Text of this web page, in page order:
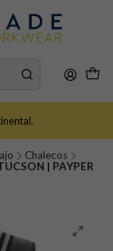
Chalecos
| PAYPER